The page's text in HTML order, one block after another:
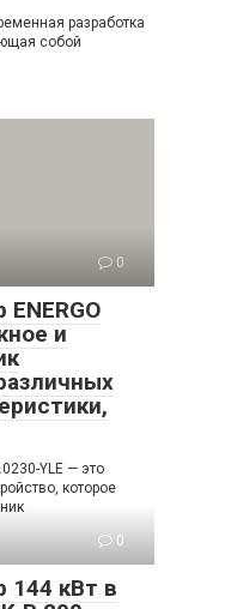
разработка
собой
0
и
YLE — это
которое
0
144 кВт в